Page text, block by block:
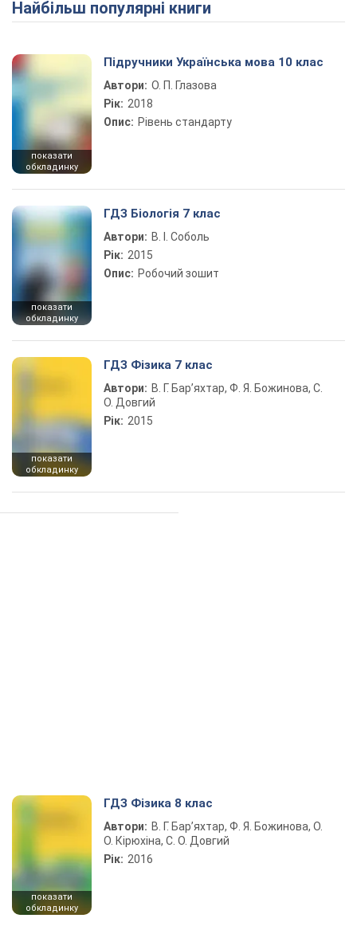
Найбільш популярні книги
показати
обкладинку
Підручники Українська мова 10 клас
Автори: О. П. Глазова
Рік: 2018
Опис: Рівень стандарту
показати
обкладинку
ГДЗ Біологія 7 клас
Автори: В. І. Соболь
Рік: 2015
Опис: Робочий зошит
показати
обкладинку
ГДЗ Фізика 7 клас
Автори: В. Г. Бар’яхтар, Ф. Я. Божинова, С.
О. Довгий
Рік: 2015
показати
обкладинку
ГДЗ Фізика 8 клас
Автори: В. Г. Бар’яхтар, Ф. Я. Божинова, О.
О. Кірюхіна, С. О. Довгий
Рік: 2016